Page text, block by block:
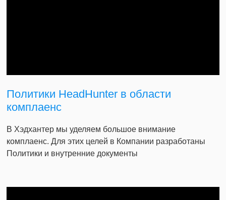
Политики HeadHunter в области
комплаенс
В Хэдхантер мы уделяем большое внимание
комплаенс. Для этих целей в Компании разработаны
Политики и внутренние документы